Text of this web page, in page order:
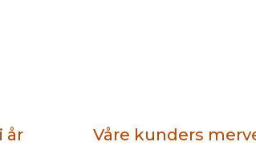
år Våre kunders